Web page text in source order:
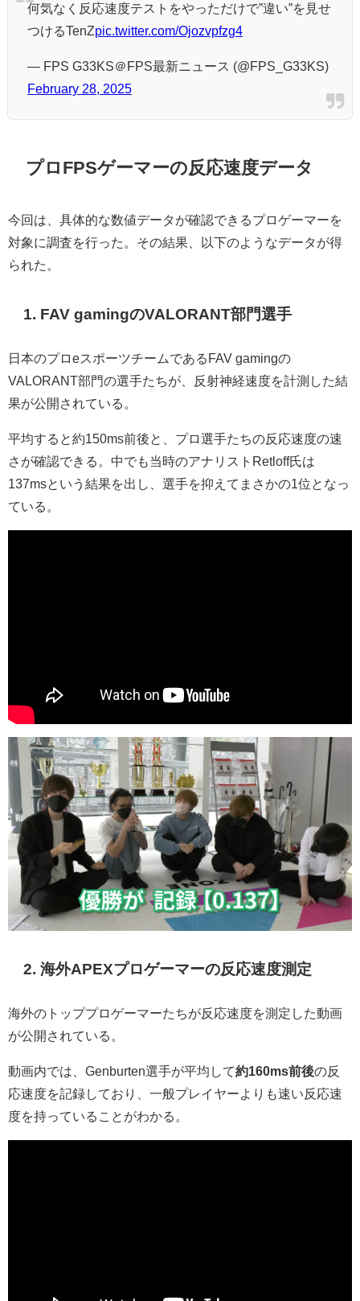
何気なく反応速度テストをやっただけで”違い”を見せ
つけるTenZpic.twitter.com/Ojozvpfzg4
— FPS G33KS＠FPS最新ニュース (@FPS_G33KS)
February 28, 2025
プロFPSゲーマーの反応速度データ
今回は、具体的な数値データが確認できるプロゲーマーを
対象に調査を行った。その結果、以下のようなデータが得
られた。
1. FAV gamingのVALORANT部門選手
日本のプロeスポーツチームであるFAV gamingの
VALORANT部門の選手たちが、反射神経速度を計測した結
果が公開されている。
平均すると約150ms前後と、プロ選手たちの反応速度の速
さが確認できる。中でも当時のアナリストRetloff氏は
137msという結果を出し、選手を抑えてまさかの1位となっ
ている。
2. 海外APEXプロゲーマーの反応速度測定
海外のトッププロゲーマーたちが反応速度を測定した動画
が公開されている。
動画内では、Genburten選手が平均して約160ms前後の反
応速度を記録しており、一般プレイヤーよりも速い反応速
度を持っていることがわかる。